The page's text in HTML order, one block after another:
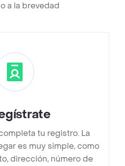
a la brevedad
tu registro. La
es muy simple, como
dirección, número de